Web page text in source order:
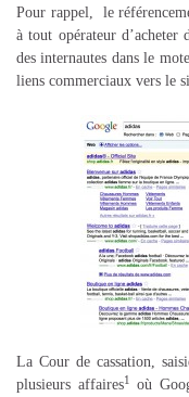
Pour rappel, le
à tout opérateur d’acheter
des internautes dans le
liens commerciaux vers le
La Cour de cassation,
plusieurs affaires1
où